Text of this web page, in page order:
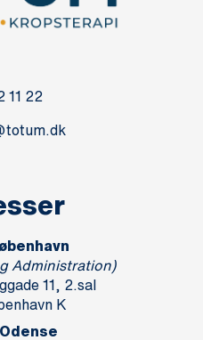
11 22
Administration)
11, 2.sal
K